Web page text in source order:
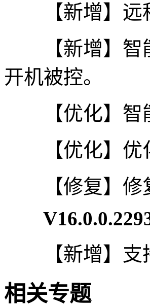
【新增】远
【新增】智能
开机被控。
【优化】智
【优化】优
【修复】修
【新增】支
相关专题